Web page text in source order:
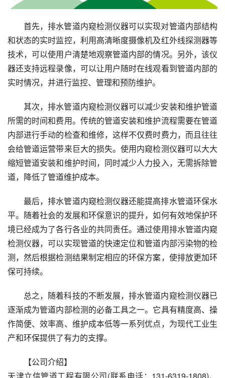
首先，排水管道内窥检测仪器可以实现对管道内部结构
和状态的实时监控，利用高清晰度摄像机及红外线探测器等
技术，可以使用户清楚地观察管道内部的情况。另外，该仪
器还支持远程录像，可以让用户随时在线观看到管道内部的
实时情况，并进行监控、管理和预防维护。
其次，排水管道内窥检测仪器可以减少安装和维护管道
所需的时间和费用。传统的管道安装和维护流程需要在管道
内部进行手动的检查和维修，这样不仅费时费力，而且往往
会给管道运营带来巨大的损失。使用内窥检测仪器可以大大
缩短管道安装和维护时间，同时减少人力投入，无需拆除管
道，降低了管道维护成本。
最后，排水管道内窥检测仪器还能提高排水管道环保水
平。随着社会的发展和环保意识的提升，如何有效地保护环
境已经成为了各行各业的共同责任。通过使用排水管道内窥
检测仪器，可以实现管道的快速定位和管道内部污染物的检
测，然后根据检测结果制定相应的环保方案，使排放更加环
保可持续。
总之，随着科技的不断发展，排水管道内窥检测仪器已
逐渐成为管道内部检测的必备工具之一。它具有精度高、操
作简便、效率高、维护成本低等一系列优点，为现代工业生
产和环保提供了有力的支撑。
【公司介绍】